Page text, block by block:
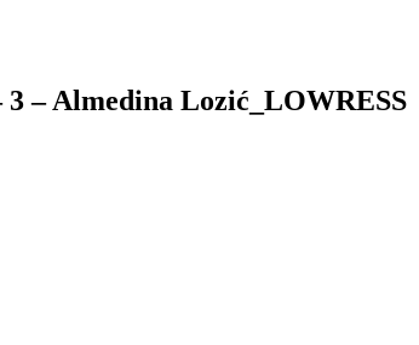
3 – Almedina Lozić_LOWRESS